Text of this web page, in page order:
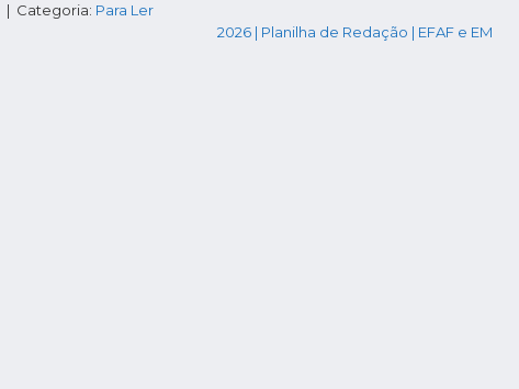
| Categoria: Para Ler
2026 | Planilha de Redação | EFAF e EM